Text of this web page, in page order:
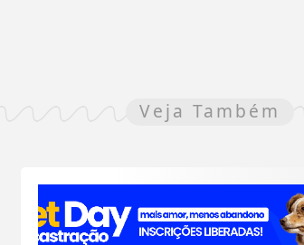
Veja Também